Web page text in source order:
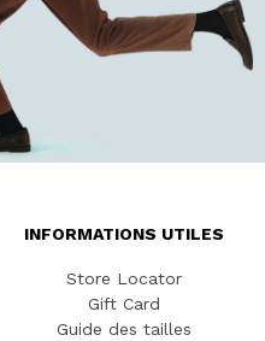
INFORMATIONS UTILES
Store Locator
Gift Card
Guide des tailles